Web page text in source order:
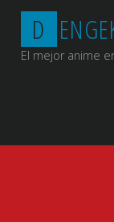
Saltar
contenido
D ENGE
El mejor anime